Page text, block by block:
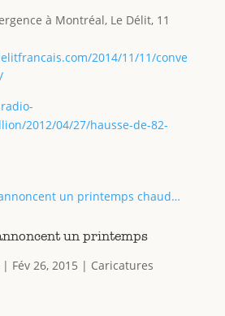
à Montréal, Le Délit, 11
2014/11/11/conve
2012/04/27/hausse-de-82-
un printemps
Fév 26, 2015 | Caricatures